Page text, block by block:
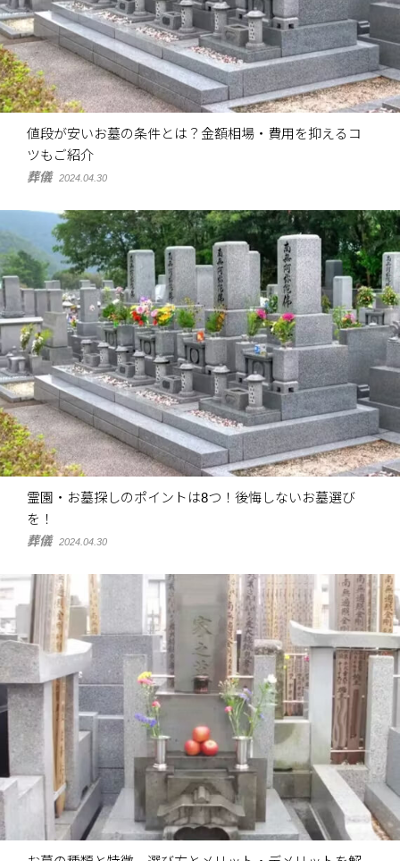
値段が安いお墓の条件とは？金額相場・費用を抑えるコ
ツもご紹介
葬儀 2024.04.30
霊園・お墓探しのポイントは8つ！後悔しないお墓選び
を！
葬儀 2024.04.30